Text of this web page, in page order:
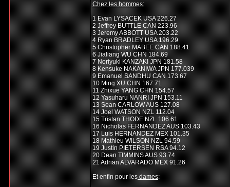
Chez les hommes:
1 Evan LYSACEK USA 226.27
2 Jeffrey BUTTLE CAN 223.96
3 Jeremy ABBOTT USA 203.22
4 Ryan BRADLEY USA 196.29
5 Christopher MABEE CAN 188.41
6 Jialiang WU CHN 184.69
7 Noriyuki KANZAKI JPN 181.58
8 Kensuke NAKANIWA JPN 177.039
9 Emanuel SANDHU CAN 173.67
10 Ming XU CHN 167.71
11 Zhixue YANG CHN 154.57
12 Yasuharu NANRI JPN 153.11
13 Sean CARLOW AUS 127.08
14 Joel WATSON NZL 112.04
15 Tristan THODE NZL 106.61
16 Nicholas FERNANDEZ AUS 103.43
17 Luis HERNANDEZ MEX 101.35
18 Mathieu WILSON NZL 94.59
19 Justin PIETERSEN RSA 94.12
20 Dean TIMMINS AUS 93.74
21 Adrian ALVARADO MEX 91.26
Et enfin pour lesdames: